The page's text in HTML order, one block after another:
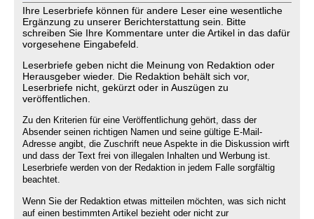
Ihre Leserbriefe können für andere Leser eine wesentliche
Ergänzung zu unserer Berichterstattung sein. Bitte
schreiben Sie Ihre Kommentare unter die Artikel in das dafür
vorgesehene Eingabefeld.
Leserbriefe geben nicht die Meinung von Redaktion oder
Herausgeber wieder. Die Redaktion behält sich vor,
Leserbriefe nicht, gekürzt oder in Auszügen zu
veröffentlichen.
Zu den Kriterien für eine Veröffentlichung gehört, dass der
Absender seinen richtigen Namen und seine gültige E-Mail-
Adresse angibt, die Zuschrift neue Aspekte in die Diskussion wirft
und dass der Text frei von illegalen Inhalten und Werbung ist.
Leserbriefe werden von der Redaktion in jedem Falle sorgfältig
beachtet.
Wenn Sie der Redaktion etwas mitteilen möchten, was sich nicht
auf einen bestimmten Artikel bezieht oder nicht zur